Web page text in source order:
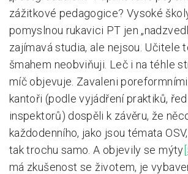
zážitkové pedagogice? Vysoké
pomyslnou rukavici PT jen
zajímavá studia, ale nejsou. Učitele
šmahem neobviňuji. Leč i na téhle
míč objevuje. Zavaleni
kantoři (podle vyjádření praktiků,
inspektorů) dospěli k závěru, že
každodenního, jako jsou témata
tak trochu samo. A objevily se mýty
má zkušenost se životem, je